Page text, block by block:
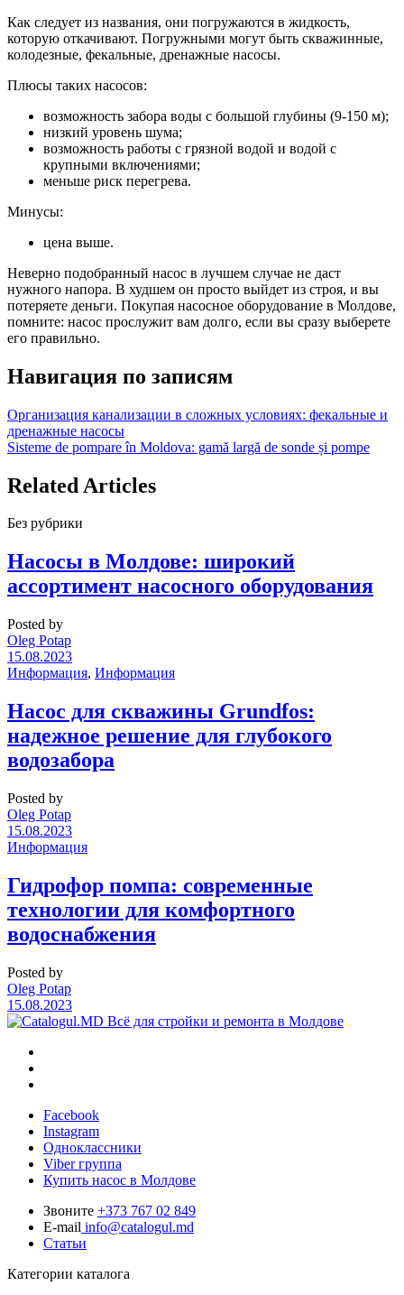
Как следует из названия, они погружаются в жидкость,
которую откачивают. Погружными могут быть скважинные,
колодезные, фекальные, дренажные насосы.
Плюсы таких насосов:
возможность забора воды с большой глубины (9-150 м);
низкий уровень шума;
возможность работы с грязной водой и водой с
крупными включениями;
меньше риск перегрева.
Минусы:
цена выше.
Неверно подобранный насос в лучшем случае не даст
нужного напора. В худшем он просто выйдет из строя, и вы
потеряете деньги. Покупая насосное оборудование в Молдове,
помните: насос прослужит вам долго, если вы сразу выберете
его правильно.
Навигация по записям
Организация канализации в сложных условиях: фекальные и
дренажные насосы
Sisteme de pompare în Moldova: gamă largă de sonde și pompe
Related Articles
Без рубрики
Насосы в Молдове: широкий
ассортимент насосного оборудования
Posted by
Oleg Potap
15.08.2023
Информация, Информация
Насос для скважины Grundfos:
надежное решение для глубокого
водозабора
Posted by
Oleg Potap
15.08.2023
Информация
Гидрофор помпа: современные
технологии для комфортного
водоснабжения
Posted by
Oleg Potap
15.08.2023
Всё для стройки и ремонта в Молдове
Facebook
Instagram
Одноклассники
Viber группа
Купить насос в Молдове
Звоните +373 767 02 849
E-mail info@catalogul.md
Статьи
Категории каталога